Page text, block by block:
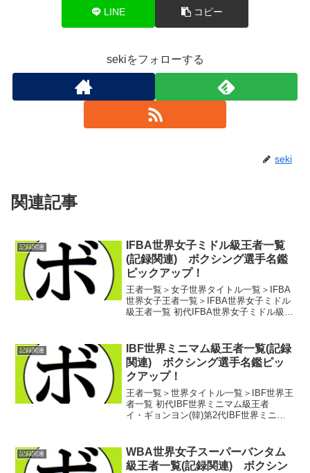
LINE コピー
sekiをフォローする
seki
関連記事
記録関連
IFBA世界女子ミドル級王者一覧
(記録関連) ボクシング選手名鑑
ピックアップ！
王者一覧＞女子世界タイトル一覧＞IFBA
世界女子王者一覧＞IFBA世界女子ミドル
級王者一覧 初代IFBA世界女子ミドル級王
ゴリ別記事一覧に戻る 【日付別】【記事
一...
記録関連
IBF世界ミニマム級王者一覧(記録
関連) ボクシング選手名鑑ピッ
クアップ！
王者一覧＞世界タイトル一覧＞IBF世界王
者一覧 初代IBF世界ミニマム級王者
イ・ギョンヨン(韓)第2代IBF世界ミニマ
コ・トーマス(インドネシア)第4代IBF...
記録関連
WBA世界女子スーパーバンタム
級王者一覧(記録関連) ボクシン